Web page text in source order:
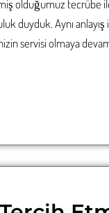
olduğumuz tecrübe
duyduk. Aynı anlayış
servisi olmaya